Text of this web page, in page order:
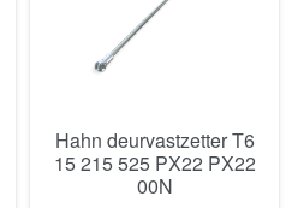
Hahn deurvastzetter T6
15 215 525 PX22 PX22
00N